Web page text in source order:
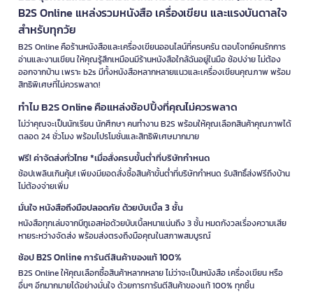
B2S Online แหล่งรวมหนังสือ เครื่องเขียน และแรงบันดาลใจ
สำหรับทุกวัย
B2S Online คือร้านหนังสือและเครื่องเขียนออนไลน์ที่ครบครัน ตอบโจทย์คนรักการ
อ่านและงานเขียน ให้คุณรู้สึกเหมือนมีร้านหนังสือใกล้ฉันอยู่ในมือ ช้อปง่าย ไม่ต้อง
ออกจากบ้าน เพราะ b2s มีทั้งหนังสือหลากหลายแนวและเครื่องเขียนคุณภาพ พร้อม
สิทธิพิเศษที่ไม่ควรพลาด!
ทำไม B2S Online คือแหล่งช้อปปิ้งที่คุณไม่ควรพลาด
ไม่ว่าคุณจะเป็นนักเรียน นักศึกษา คนทำงาน B2S พร้อมให้คุณเลือกสินค้าคุณภาพได้
ตลอด 24 ชั่วโมง พร้อมโปรโมชั่นและสิทธิพิเศษมากมาย
ฟรี! ค่าจัดส่งทั่วไทย *เมื่อสั่งครบขั้นต่ำที่บริษัทกำหนด
ช้อปเพลินเกินคุ้ม! เพียงมียอดสั่งซื้อสินค้าขั้นต่ำที่บริษัทกำหนด รับสิทธิ์ส่งฟรีถึงบ้าน
ไม่ต้องจ่ายเพิ่ม
มั่นใจ หนังสือถึงมือปลอดภัย ด้วยบับเบิ้ล 3 ชั้น
หนังสือทุกเล่มจากบีทูเอสห่อด้วยบับเบิ้ลหนาแน่นถึง 3 ชั้น หมดกังวลเรื่องความเสีย
หายระหว่างจัดส่ง พร้อมส่งตรงถึงมือคุณในสภาพสมบูรณ์
ช้อป B2S Online การันตีสินค้าของแท้ 100%
B2S Online ให้คุณเลือกซื้อสินค้าหลากหลาย ไม่ว่าจะเป็นหนังสือ เครื่องเขียน หรือ
อื่นๆ อีกมากมายได้อย่างมั่นใจ ด้วยการการันตีสินค้าของแท้ 100% ทุกชิ้น